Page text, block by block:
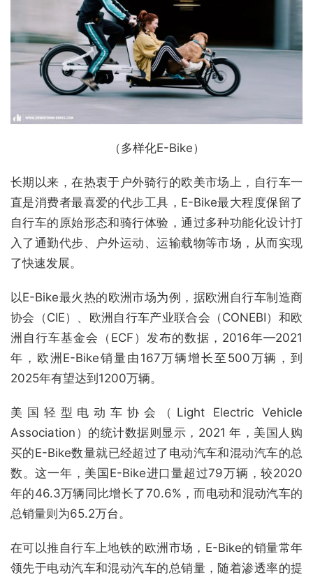
（多样化E-Bike）
长期以来，在热衷于户外骑行的欧美市场上，自行车一
直是消费者最喜爱的代步工具，E-Bike最大程度保留了
自行车的原始形态和骑行体验，通过多种功能化设计打
入了通勤代步、户外运动、运输载物等市场，从而实现
了快速发展。
以E-Bike最火热的欧洲市场为例，据欧洲自行车制造商
协会（CIE）、欧洲自行车产业联合会（CONEBI）和欧
洲自行车基金会（ECF）发布的数据，2016年—2021
年，欧洲E-Bike销量由167万辆增长至500万辆，到
2025年有望达到1200万辆。
美国轻型电动车协会（Light Electric Vehicle
Association）的统计数据则显示，2021 年，美国人购
买的E-Bike数量就已经超过了电动汽车和混动汽车的总
数。这一年，美国E-Bike进口量超过79万辆，较2020
年的46.3万辆同比增长了70.6%，而电动和混动汽车的
总销量则为65.2万台。
在可以推自行车上地铁的欧洲市场，E-Bike的销量常年
领先于电动汽车和混动汽车的总销量，随着渗透率的提